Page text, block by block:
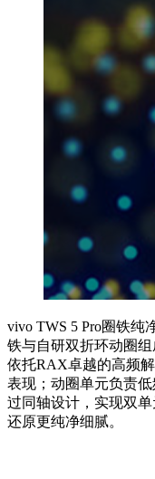
vivo TWS 5 Pro圈铁
铁与自研双折环动圈
依托RAX卓越的高频
表现；动圈单元负责
过同轴设计，实现双
还原更纯净细腻。